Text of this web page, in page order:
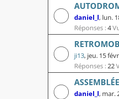
daniel_l, lun.
Réponses :4
ji13, jeu. 15
Réponses :22
daniel_l, mar.